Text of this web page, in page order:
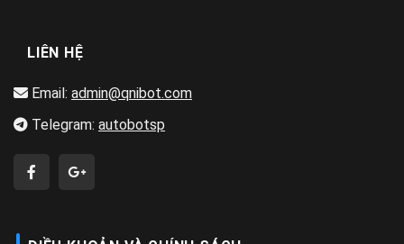
LIÊN HỆ
Email: admin@qnibot.com
Telegram: autobotsp